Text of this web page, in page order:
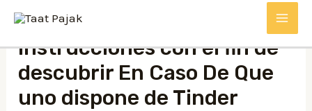
Lewati
kontenInstrucciones con el fin de
descubrir En Caso De Que
uno dispone de Tinder